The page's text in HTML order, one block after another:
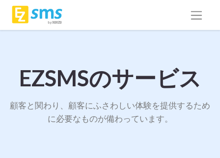
EZSMSのサービス
顧客と関わり、顧客にふさわしい体験を提供するため
に必要なものが備わっています。